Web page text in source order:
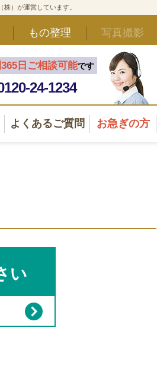
）が運営しています。
もの整理 写真撮影
日ご相談可能です
24-1234
よくあるご質問 お急ぎの方
い